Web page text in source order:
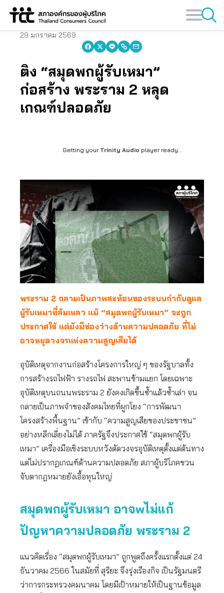
Skip
29 มกราคม 2569
ติง “สมุดพกผู้รับเหมา”
ก่อสร้าง พระราม 2 หลุด
เกณฑ์ปลอดภัย
Getting your Trinity Audio player ready...
พระราม 2 กลายเป็นภาพสะท้อนของระบบกำกับดูแล
ผู้รับเหมาที่ล้มเหลว แม้ “สมุดพกผู้รับเหมา” จะถูก
ประกาศใช้ แต่ยังมีช่องว่างด้านความปลอดภัย ที่ไม่
อาจหยุดวงจรแห่งความสูญเสียได้
อุบัติเหตุจากงานก่อสร้างโครงการใหญ่ ๆ ของรัฐบาลทั้ง
การสร้างรถไฟฟ้า รางรถไฟ สะพานข้ามแยก โดยเฉพาะ
อุบัติเหตุบนถนนพระราม 2 ยังคงเกิดขึ้นซ้ำแล้วซ้ำเล่า จน
กลายเป็นภาพจำของสังคมไทยที่ผูกโยง “การพัฒนา
โครงสร้างพื้นฐาน” เข้ากับ “ความสูญเสียของประชาชน”
อย่างหลีกเลี่ยงไม่ได้ ภาครัฐจึงประกาศใช้ “สมุดพกผู้รับ
เหมา” เครื่องมือเชิงระบบหวังตัดวงจรอุบัติเหตุตั้งแต่ต้นทาง
แต่ไม่ปรากฏเกณฑ์ด้านความปลอดภัย สภาผู้บริโภคชวน
จับตากฎหมายยังเอื้อทุนใหญ่
สมุดพกผู้รับเหมา อาจwไม่แก้
ปัญหาความปลอดภัย พระราม 2
แนวคิดเรื่อง “สมุดพกผู้รับเหมา” ถูกพูดถึงครั้งแรกตั้งแต่ 24
ธันวาคม 2566 ในสมัยที่ สุริยะ จึงรุ่งเรืองกิจ เป็นรัฐมนตรี
ว่าการกระทรวงคมนาคม โดยมีเป้าหมายให้เป็นฐานข้อมูล